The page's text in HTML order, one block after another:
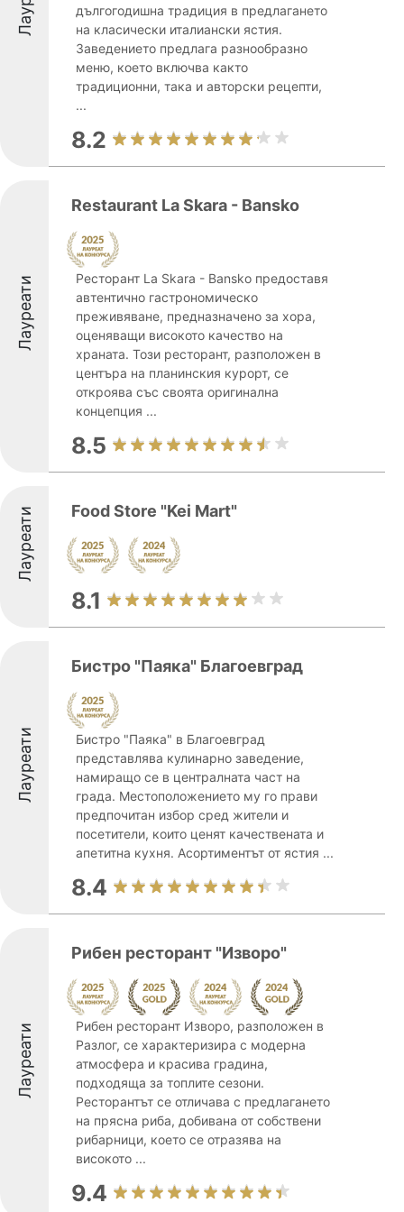
дългогодишна традиция в предлагането
на класически италиански ястия.
Заведението предлага разнообразно
меню, което включва както
традиционни, така и авторски рецепти,
...
8.2
Лауреати
Restaurant La Skara - Bansko
Ресторант La Skara - Bansko предоставя
автентично гастрономическо
преживяване, предназначено за хора,
оценяващи високото качество на
храната. Този ресторант, разположен в
центъра на планинския курорт, се
откроява със своята оригинална
концепция ...
8.5
Лауреати Food Store "Kei Mart"
8.1
Лауреати
Бистро "Паяка" Благоевград
Бистро "Паяка" в Благоевград
представлява кулинарно заведение,
намиращо се в централната част на
града. Местоположението му го прави
предпочитан избор сред жители и
посетители, които ценят качествената и
апетитна кухня. Асортиментът от ястия ...
8.4
Лауреати
Рибен ресторант "Изворо"
Рибен ресторант Изворо, разположен в
Разлог, се характеризира с модерна
атмосфера и красива градина,
подходяща за топлите сезони.
Ресторантът се отличава с предлагането
на прясна риба, добивана от собствени
рибарници, което се отразява на
високото ...
9.4